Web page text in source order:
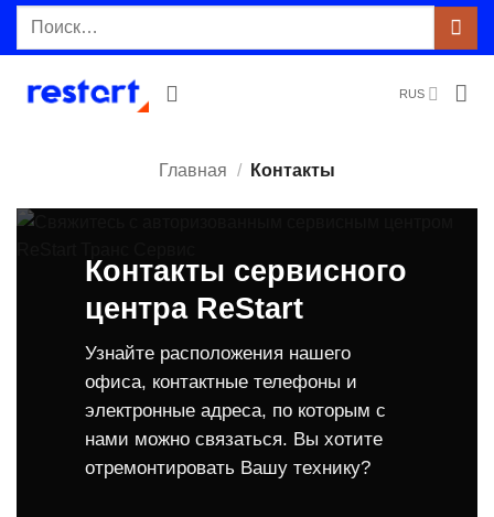
SkipИскать:
RUS
Главная / Контакты
Контакты сервисного
центра ReStart
Узнайте расположения нашего
офиса, контактные телефоны и
электронные адреса, по которым с
нами можно связаться. Вы хотите
отремонтировать Вашу технику?